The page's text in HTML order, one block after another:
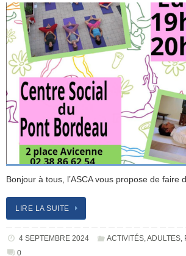
Bonjour à tous, l’ASCA vous propose de faire
LIRE LA SUITE
4 SEPTEMBRE 2024 ACTIVITÉS ,ADULTES
0